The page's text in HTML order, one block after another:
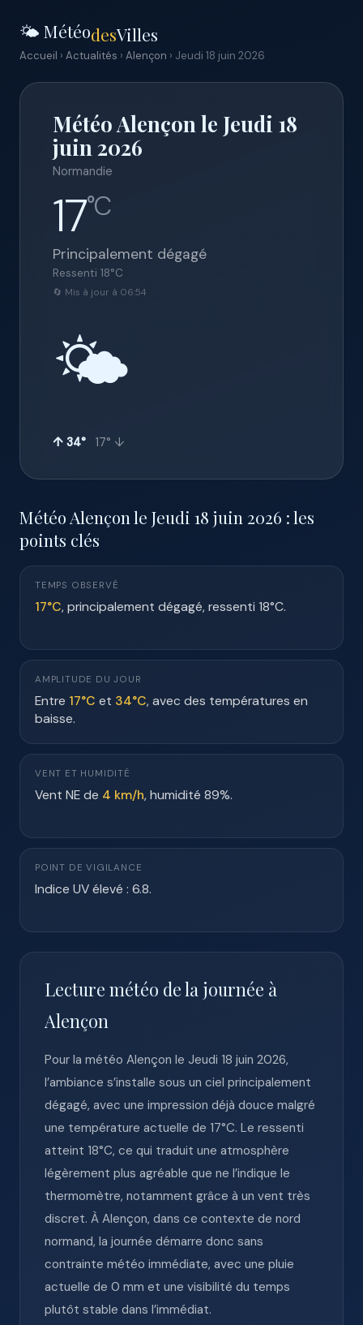
🌤️ MétéodesVilles
Accueil › Actualités › Alençon › Jeudi 18 juin 2026
Météo Alençon le Jeudi 18
juin 2026
Normandie
17°C
Principalement dégagé
Ressenti 18°C
🔄 Mis à jour à 06:54
🌤️
↑ 34° 17° ↓
Météo Alençon le Jeudi 18 juin 2026 : les
points clés
TEMPS OBSERVÉ
17°C, principalement dégagé, ressenti 18°C.
AMPLITUDE DU JOUR
Entre 17°C et 34°C, avec des températures en
baisse.
VENT ET HUMIDITÉ
Vent NE de 4 km/h, humidité 89%.
POINT DE VIGILANCE
Indice UV élevé : 6.8.
Lecture météo de la journée à
Alençon
Pour la météo Alençon le Jeudi 18 juin 2026,
l’ambiance s’installe sous un ciel principalement
dégagé, avec une impression déjà douce malgré
une température actuelle de 17°C. Le ressenti
atteint 18°C, ce qui traduit une atmosphère
légèrement plus agréable que ne l’indique le
thermomètre, notamment grâce à un vent très
discret. À Alençon, dans ce contexte de nord
normand, la journée démarre donc sans
contrainte météo immédiate, avec une pluie
actuelle de 0 mm et une visibilité du temps
plutôt stable dans l’immédiat.